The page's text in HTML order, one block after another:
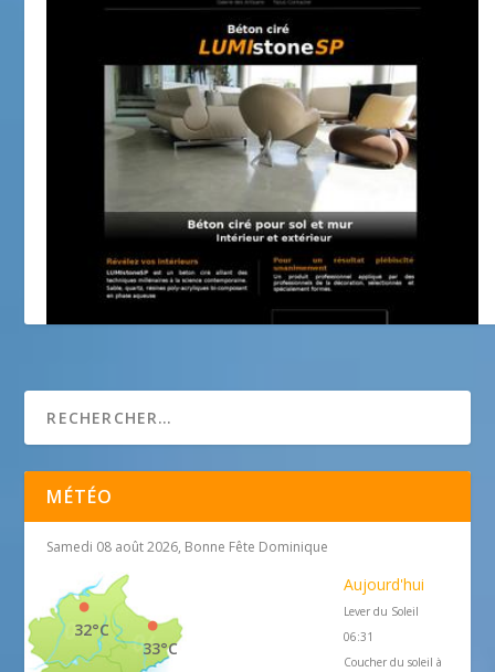
MÉTÉO
Samedi 08 août 2026, Bonne Fête Dominique
33°C
32°C
Aujourd'hui
Lever du Soleil
06:31
Coucher du soleil à